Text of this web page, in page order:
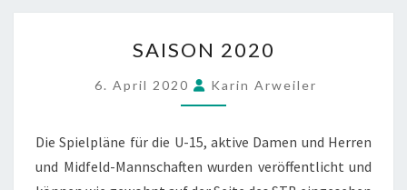
2020
SAISON 2020
6. April 2020 Karin Arweiler
Die Spielpläne für die U-15, aktive Damen und Herren
und Midfeld-Mannschaften wurden veröffentlicht und